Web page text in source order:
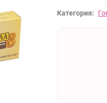
Категория: